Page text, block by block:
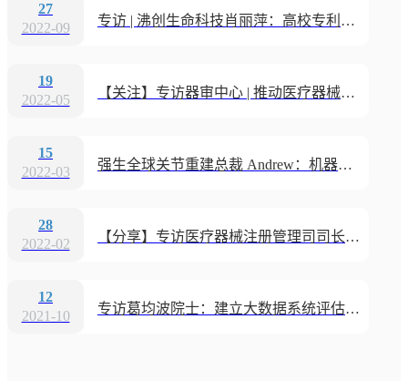
27
2022-09
专访 | 沸创生命科技肖丽萍：高校专利技术走向市场的实践探索
19
2022-05
【关注】专访器审中心 | 推动医疗器械审评审批制度改革向纵深发力
15
2022-03
强生全球关节重建总裁 Andrew：机器人创新将如何减轻骨科手术中医生的负担 | 专访
28
2022-02
【分享】专访医疗器械注册管理司司长：提升注册管理能力 推动产业创新发展
12
2021-10
专访葛均波院士：建立大数据系统评估医疗器械市场价值